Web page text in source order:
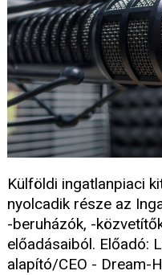
Külföldi ingatlanpiaci
nyolcadik része az
-beruházók, -
előadásaiból. Előadó:
alapító/CEO - Dream-